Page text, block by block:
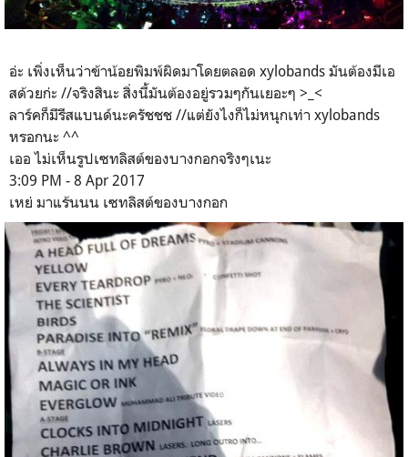
อ่ะ เพิ่งเห็นว่าข้าน้อยพิมพ์ผิดมาโดยตลอด xylobands มันต้องมีเอ
สด้วยก่ะ //จริงสินะ สิ่งนี้มันต้องอยู่รวมๆกันเยอะๆ >_<
ลาร์คก็มีรีสแบนด์นะครัชชช //แต่ยังไงก็ไม่หนุกเท่า xylobands
หรอกนะ ^^
เออ ไม่เห็นรูปเซทลิสต์ของบางกอกจริงๆเนะ
3:09 PM - 8 Apr 2017
เหย่ มาแร้นนน เซทลิสต์ของบางกอก